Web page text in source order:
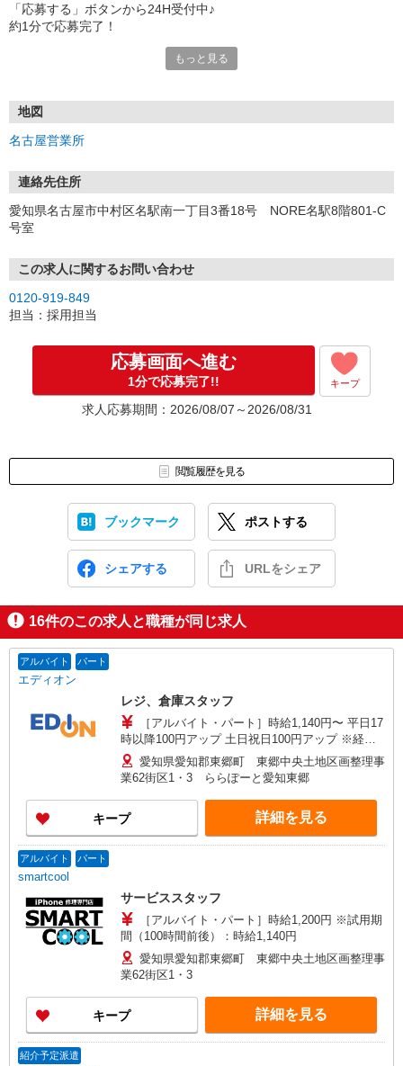
「応募する」ボタンから24H受付中♪
約1分で応募完了！
①応募から3営業日を目安に、メールorお電話でご連絡します。
★スマホでWEB面接（LINEなど）・出張面接・事務所面接と選べま
す
③面接実施（履歴書不要）
④勤務開始（スタート日は応相談）
お気軽にご応募ください♪
もっと見る
地図
名古屋営業所
連絡先住所
愛知県名古屋市中村区名駅南一丁目3番18号 NORE名駅8階801-C
号室
この求人に関するお問い合わせ
0120-919-849
担当：採用担当
応募画面へ進む
1分で応募完了!! キープ
求人応募期間：2026/08/07～2026/08/31
閲覧履歴を見る
ブックマーク ポストする
シェアする URLをシェア
16件のこの求人と職種が同じ求人
アルバイト パート
エディオン
レジ、倉庫スタッフ
［アルバイト・パート］時給1,140円〜 平日17
時以降100円アップ 土日祝日100円アップ ※経
験・能力により昇級あり ※試用期間（3ヶ月
間）：時給1,140円
愛知県愛知郡東郷町 東郷中央土地区画整理事
業62街区1・3 ららぽーと愛知東郷
キープ 詳細を見る
アルバイト パート
smartcool
サービススタッフ
［アルバイト・パート］時給1,200円 ※試用期
間（100時間前後）：時給1,140円
愛知県愛知郡東郷町 東郷中央土地区画整理事
業62街区1・3
キープ 詳細を見る
紹介予定派遣